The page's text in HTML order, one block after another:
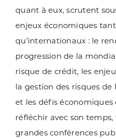
quant à eux, scrutent
enjeux économiques
qu’internationaux : le
progression de la
risque de crédit, les
la gestion des risques
et les défis
réfléchir avec son
grandes conférences